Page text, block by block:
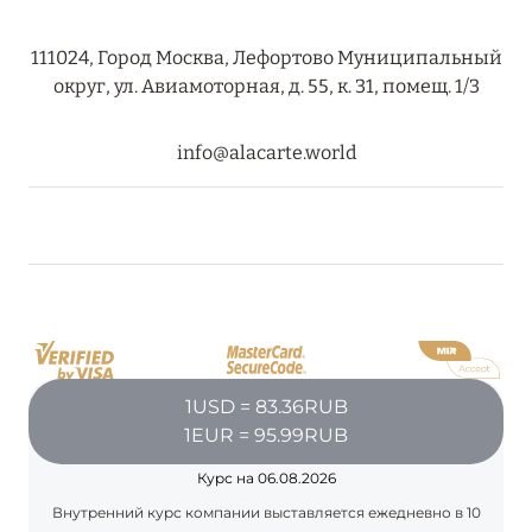
08 августа 2024
АКУЛЫ И ПРЕДЛОЖЕНИЯ ОТ ОТЕЛЯ
Подробнее
СПЕЦИАЛЬНЫМ ЦЕНАМ
Подробнее
BIJAL: АКТУАЛЬНЫЕ СПЕЦИАЛЬНЫЕ
111024, Город Москва, Лефортово Муниципальный
округ, ул. Авиамоторная, д. 55, к. 31, помещ. 1/3
info@alacarte.world
1USD = 83.36RUB
1EUR = 95.99RUB
Курс на 06.08.2026
Внутренний курс компании выставляется ежедневно в 10